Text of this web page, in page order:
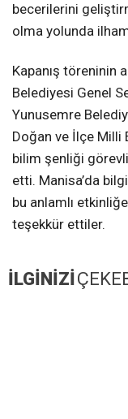
becerilerini
olma yolunda
Kapanış töreninin
Belediyesi Genel
Yunusemre
Doğan ve İlçe Milli
bilim şenliği
etti. Manisa’da
bu anlamlı
teşekkür ettiler.
İLGİNİZİ